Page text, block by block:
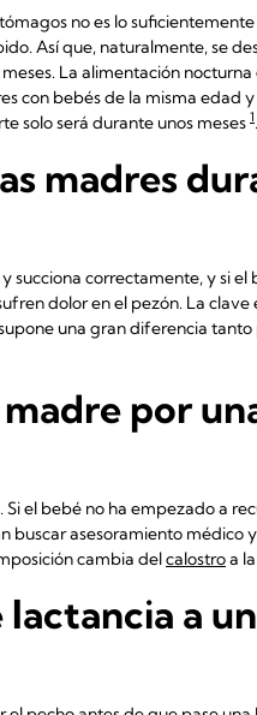
no es lo
Así que, naturalmente, se
La alimentación
con bebés de la misma edad
solo será durante unos meses 1.
madres
succiona correctamente, y si el
dolor en el pezón. La clave
una gran diferencia
por
el bebé no ha empezado a
buscar asesoramiento médico
cambia delcalostroa la
a